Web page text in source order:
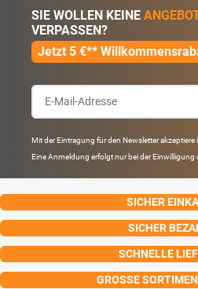
SIE WOLLEN KEINE
VERPASSEN?
Jetzt 5 €**
Mit der Eintragung für den Newsletter akzeptiere
Eine Anmeldung erfolgt nur bei der Einwilligung
SICHER
SICHER
SCHNELLE
GROSSE